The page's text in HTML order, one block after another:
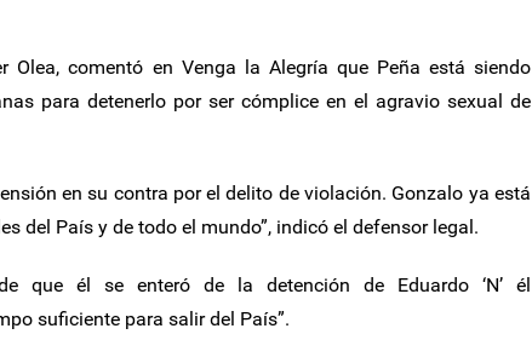
Olea, comentó en Venga la Alegría que Peña está siendo
para detenerlo por ser cómplice en el agravio sexual de
en su contra por el delito de violación. Gonzalo ya está
del País y de todo el mundo”, indicó el defensor legal.
que él se enteró de la detención de Eduardo ‘N’ él
suficiente para salir del País”.